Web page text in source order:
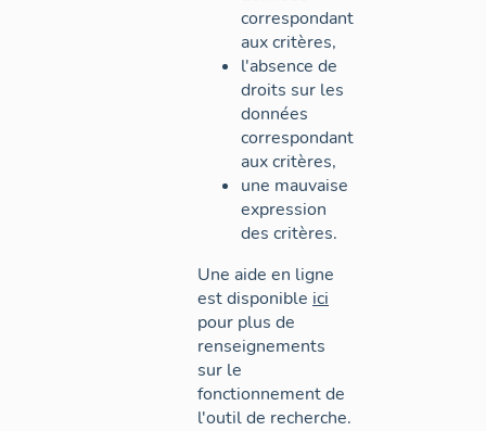
correspondant
aux critères,
l'absence de
droits sur les
données
correspondant
aux critères,
une mauvaise
expression
des critères.
Une aide en ligne
est disponible ici
pour plus de
renseignements
sur le
fonctionnement de
l'outil de recherche.